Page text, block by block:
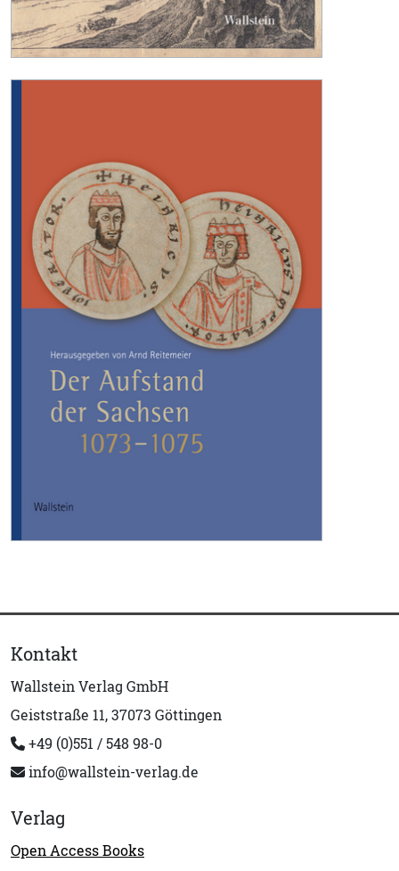
Kontakt
Wallstein Verlag GmbH
Geiststraße 11, 37073 Göttingen
+49 (0)551 / 548 98-0
info@wallstein-verlag.de
Verlag
Open Access Books